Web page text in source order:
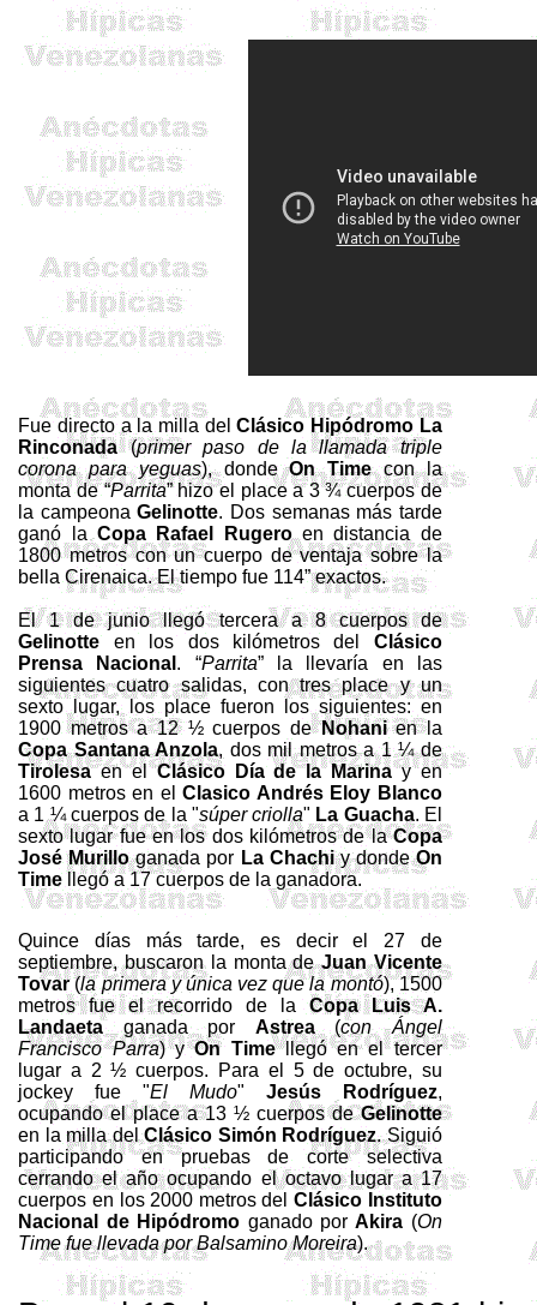
Fue directo a la milla delClásico Hipódromo La
Rinconada(primer paso de la llamada triple
corona para yeguas), dondeOnTimecon la
monta de “Parrita” hizo el place a 3 ¾ cuerpos de
la campeonaGelinotte. Dos semanas más tarde
ganó laCopa Rafael Rugeroen distancia de
1800 metros con un cuerpo de ventaja sobre la
bella Cirenaica. El tiempo fue 114” exactos.
El 1 de junio llegó tercera a 8 cuerpos de
Gelinotteen los dos kilómetros del Clásico
Prensa Nacional . “Parrita” la llevaría en las
siguientes cuatro salidas, con tres place y un
sexto lugar, los place fueron los siguientes: en
1900 metros a 12 ½ cuerpos deNohanien la
Copa SantanaAnzola, dos mil metros a 1 ¼ de
Tirolesaen elClásico Día de la Marinay en
1600 metros en elClasico Andrés Eloy Blanco
a 1 ¼ cuerpos de la "súper criolla" La Guacha. El
sexto lugar fue en los dos kilómetros de laCopa
José Murilloganada por La Chachiy dondeOn
Timellegó a 17 cuerpos de la ganadora.
Quince días más tarde, es decir el 27 de
septiembre, buscaron la monta deJuan Vicente
Tovar(la primera y única vez que la montó), 1500
metros fue el recorrido de laCopa Luis A.
Landaetaganada por Astrea(con Ángel
Francisco Parra) yOnTimellegó en el tercer
lugar a 2 ½ cuerpos. Para el 5 de octubre, su
jockey fue "El Mudo" Jesús Rodríguez,
ocupando el place a 13 ½ cuerpos deGelinotte
en la milla delClásico Simón Rodríguez. Siguió
participando en pruebas de corte selectiva
cerrando el año ocupando el octavo lugar a 17
cuerpos en los 2000 metros delClásico Instituto
Nacional de Hipódromo ganado porAkira (On
Time fue llevada por Balsamino Moreira).